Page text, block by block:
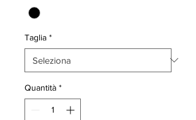
Taglia *
Quantità *